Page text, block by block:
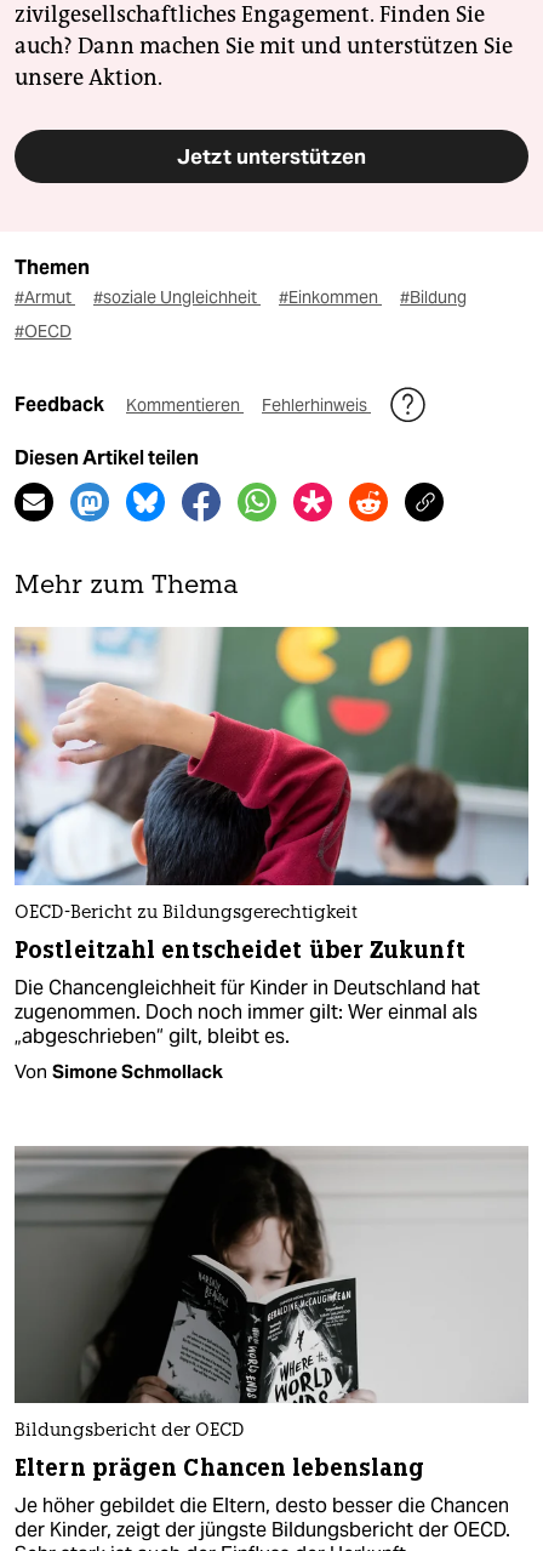
zivilgesellschaftliches Engagement. Finden Sie
auch? Dann machen Sie mit und unterstützen Sie
unsere Aktion.
Jetzt unterstützen
Themen
#Armut #soziale Ungleichheit #Einkommen
#Bildung
#OECD
Feedback Kommentieren Fehlerhinweis
Diesen Artikel teilen
Mehr zum Thema
OECD-Bericht zu Bildungsgerechtigkeit
Postleitzahl entscheidet über Zukunft
Die Chancengleichheit für Kinder in Deutschland hat
zugenommen. Doch noch immer gilt: Wer einmal als
„abgeschrieben“ gilt, bleibt es.
Von Simone Schmollack
Bildungsbericht der OECD
Eltern prägen Chancen lebenslang
Je höher gebildet die Eltern, desto besser die Chancen
der Kinder, zeigt der jüngste Bildungsbericht der OECD.